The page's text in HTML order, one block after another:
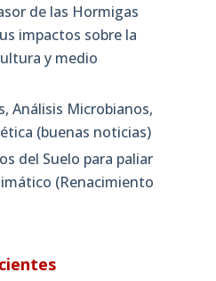
de las Hormigas
impactos sobre la
y medio
Análisis Microbianos,
(buenas noticias)
del Suelo para paliar
(Renacimiento